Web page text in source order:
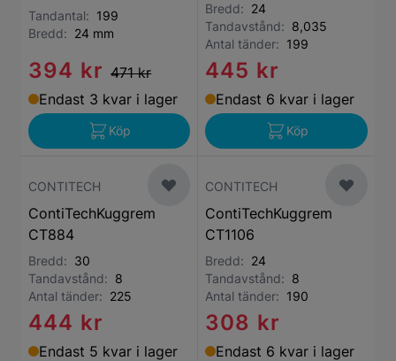
Tandantal: 199
Bredd: 24 mm
394 kr 471 kr
Endast 3 kvar i lager
Köp
Bredd: 24
Tandavstånd: 8,035
Antal tänder: 199
445 kr
Endast 6 kvar i lager
Köp
CONTITECH
ContiTechKuggrem
CT884
Bredd: 30
Tandavstånd: 8
Antal tänder: 225
444 kr
Endast 5 kvar i lager
CONTITECH
ContiTechKuggrem
CT1106
Bredd: 24
Tandavstånd: 8
Antal tänder: 190
308 kr
Endast 6 kvar i lager